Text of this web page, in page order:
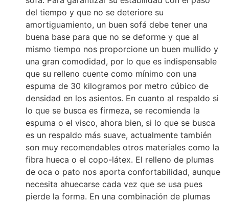
del tiempo y que no se deteriore su
amortiguamiento, un buen sofá debe tener una
buena base para que no se deforme y que al
mismo tiempo nos proporcione un buen mullido y
una gran comodidad, por lo que es indispensable
que su relleno cuente como mínimo con una
espuma de 30 kilogramos por metro cúbico de
densidad en los asientos. En cuanto al respaldo si
lo que se busca es firmeza, se recomienda la
espuma o el visco, ahora bien, si lo que se busca
es un respaldo más suave, actualmente también
son muy recomendables otros materiales como la
fibra hueca o el copo-látex. El relleno de plumas
de oca o pato nos aporta confortabilidad, aunque
necesita ahuecarse cada vez que se usa pues
pierde la forma. En una combinación de plumas